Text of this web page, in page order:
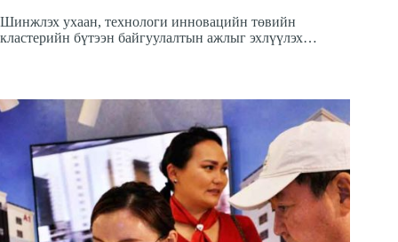
Шинжлэх ухаан, технологи инновацийн төвийн
кластерийн бүтээн байгуулалтын ажлыг эхлүүлэх…